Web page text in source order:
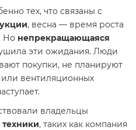
тех, что связаны с
, весна — время роста
Но непрекращающаяся
эти ожидания. Люди
покупки, не планируют
вентиляционных
владельцы
, таких как компания